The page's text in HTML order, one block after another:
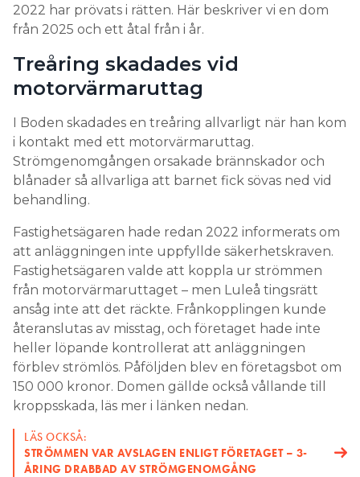
2022 har prövats i rätten. Här beskriver vi en dom
från 2025 och ett åtal från i år.
Treåring skadades vid
motorvärmaruttag
I Boden skadades en treåring allvarligt när han kom
i kontakt med ett motorvärmaruttag.
Strömgenomgången orsakade brännskador och
blånader så allvarliga att barnet fick sövas ned vid
behandling.
Fastighetsägaren hade redan 2022 informerats om
att anläggningen inte uppfyllde säkerhetskraven.
Fastighetsägaren valde att koppla ur strömmen
från motorvärmaruttaget – men Luleå tingsrätt
ansåg inte att det räckte. Frånkopplingen kunde
återanslutas av misstag, och företaget hade inte
heller löpande kontrollerat att anläggningen
förblev strömlös. Påföljden blev en företagsbot om
150 000 kronor. Domen gällde också vållande till
kroppsskada, läs mer i länken nedan.
LÄS OCKSÅ:
STRÖMMEN VAR AVSLAGEN ENLIGT FÖRETAGET – 3-
ÅRING DRABBAD AV STRÖMGENOMGÅNG